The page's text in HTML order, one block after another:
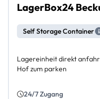
LagerBox24
Self Storage Container
Lagereinheit direkt
Hof zum parken
24/7 Zugang